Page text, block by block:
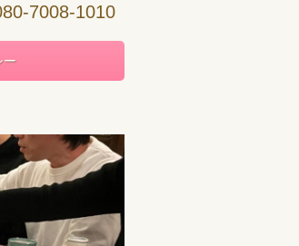
7008-1010
ー